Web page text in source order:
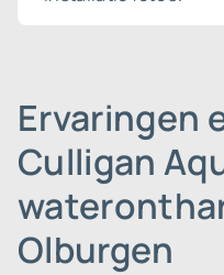
Ervaringen
Culligan
Olburgen